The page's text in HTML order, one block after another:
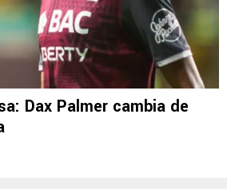
Dax Palmer cambia de